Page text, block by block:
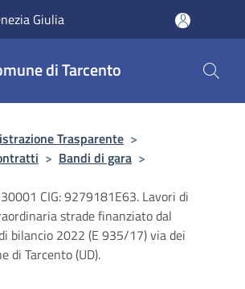
Giulia
di Tarcento
Trasparente >
> Bandi di gara >
CIG: 9279181E63. Lavori di
strade finanziato dal
bilancio 2022 (E 935/17) via dei
di Tarcento (UD).